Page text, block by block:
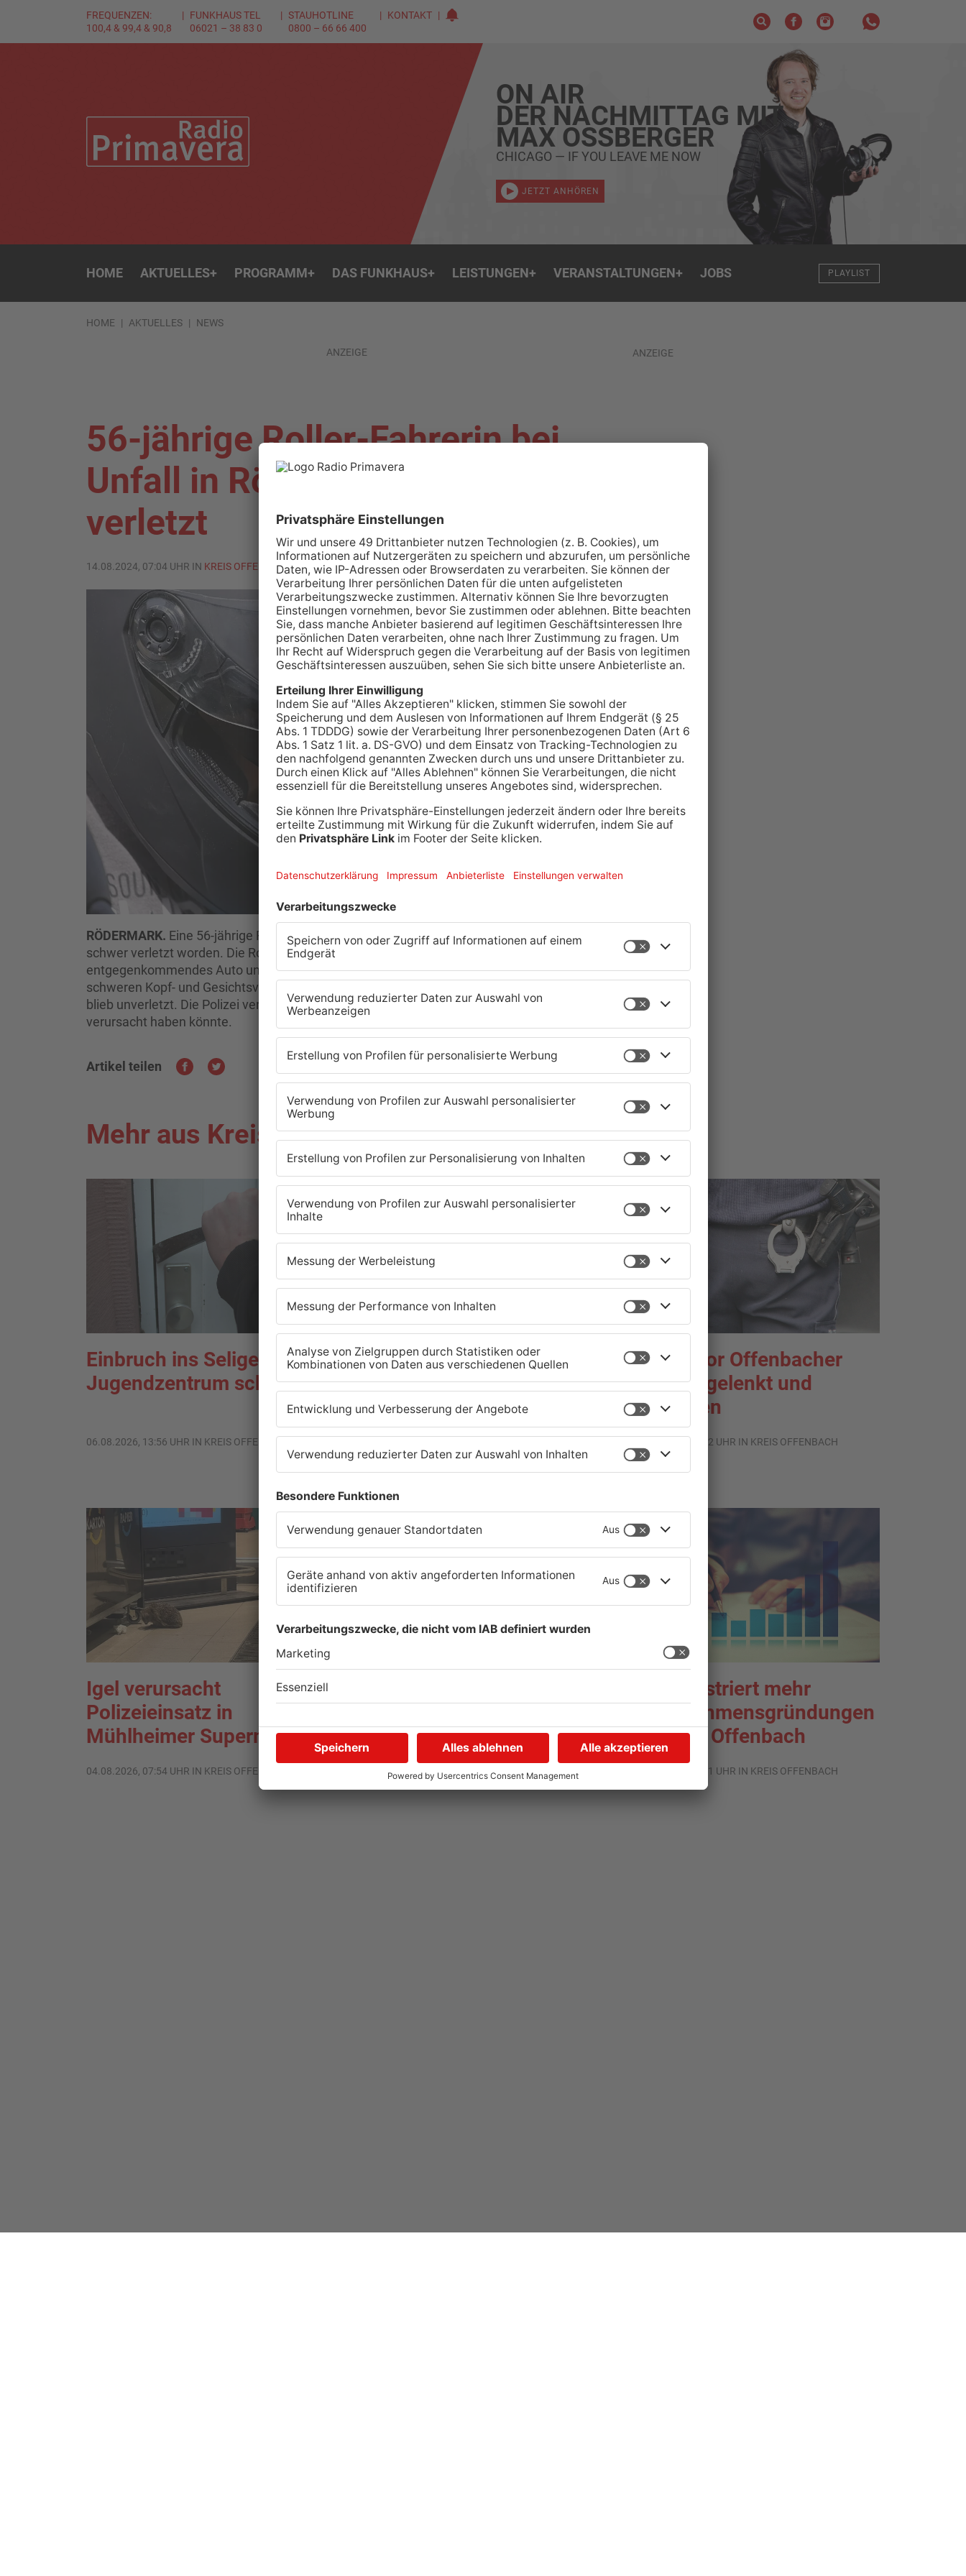
FREQUENZEN:
100,4 & 99,4 & 90,8
FUNKHAUS TEL
06021 – 38 83 0
STAUHOTLINE
0800 – 66 66 400
KONTAKT
ON AIR
DER NACHMITTAG MIT
MAX OSSBERGER
CHICAGO — IF YOU LEAVE ME NOW
JETZT ANHÖREN
HOME AKTUELLES+ PROGRAMM+ DAS FUNKHAUS+ LEISTUNGEN+ VERANSTALTUNGEN+ JOBS PLAYLIST
HOME AKTUELLES NEWS
ANZEIGE
56-jährige Roller-Fahrerin bei
Unfall in Rödermark schwer
verletzt
14.08.2024, 07:04 UHR IN KREIS OFFENBACH
RÖDERMARK. Eine 56-jährige Roller-Fahrerin ist am Abend bei einem Unfall in Rödermark
schwer verletzt worden. Die Rodgauerin verlor die Kontrolle, stieß gegen ein
entgegenkommendes Auto und wurde gegen eine Hauswand geschleudert. Sie kam mit
schweren Kopf- und Gesichtsverletzungen ins Krankenhaus. Die 33-jährige Autofahrerin
blieb unverletzt. Die Polizei vermutet, dass ein medizinisches Problem den Unfall
verursacht haben könnte.
Artikel teilen
ANZEIGE
Mehr aus Kreis Offenbach
Einbruch ins Seligenstädter
Jugendzentrum scheitert
06.08.2026, 13:56 UHR IN KREIS OFFENBACH
Trinkwasserbrunnen in
Obertshausen mit Keimen
belastet
Senior vor Offenbacher
Bank abgelenkt und
bestohlen
05.08.2026, 13:42 UHR IN KREIS OFFENBACH
Igel verursacht
Polizeieinsatz in
Mühlheimer Supermarkt
04.08.2026, 07:54 UHR IN KREIS OFFENBACH
Geduld
04.08.2026, 06:47 UHR IN KREIS OFFENBACH
IHK registriert mehr
Unternehmensgründungen
im Kreis Offenbach
04.08.2026, 06:41 UHR IN KREIS OFFENBACH